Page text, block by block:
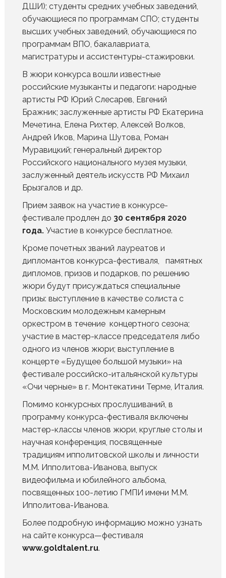
ДШИ); студенты средних учебных заведений,
обучающиеся по программам СПО; студенты
высших учебных заведений, обучающиеся по
программам ВПО, бакалавриата,
магистратуры и ассистентуры-стажировки.
В жюри конкурса вошли известные
российские музыканты и педагоги: народные
артисты РФ Юрий Слесарев, Евгений
Бражник; заслуженные артисты РФ Екатерина
Мечетина, Елена Рихтер, Алексей Волков,
Андрей Иков, Марина Шутова, Роман
Муравицкий; генеральный директор
Российского национального музея музыки,
заслуженный деятель искусств РФ Михаил
Брызгалов и др.
Прием заявок на участие в конкурсе-
фестивале продлен до 30 сентября 2020
года. Участие в конкурсе бесплатное.
Кроме почетных званий лауреатов и
дипломантов конкурса-фестиваля, памятных
дипломов, призов и подарков, по решению
жюри будут присуждаться специальные
призы: выступление в качестве солиста с
Московским молодежным камерным
оркестром в течение концертного сезона;
участие в мастер-классе председателя либо
одного из членов жюри; выступление в
концерте «Будущее большой музыки» на
фестивале российско-итальянской культуры
«Очи черные» в г. Монтекатини Терме, Италия.
Помимо конкурсных прослушиваний, в
программу конкурса-фестиваля включены
мастер-классы членов жюри, круглые столы и
научная конференция, посвященные
традициям ипполитовской школы и личности
М.М. Ипполитова-Иванова, выпуск
видеофильма и юбилейного альбома,
посвященных 100-летию ГМПИ имени М.М.
Ипполитова-Иванова.
Более подробную информацию можно узнать
на сайте конкурса—фестиваля
www.goldtalent.ru.